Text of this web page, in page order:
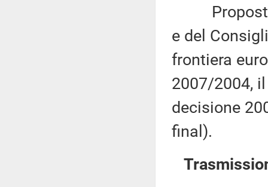
Proposta
e del
frontiera
2007/2004,
decisione
final).